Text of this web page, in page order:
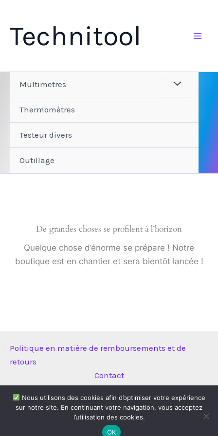
contenu
Technitool
Multimetres
Thermomètres
Testeur divers
Outillage
De grandes choses se profilent à l’horizon
Quelque chose d’énorme se prépare ! Notre
boutique est en chantier et sera bientôt lancée !
Politique en matière de remboursements et de
retours
Contact
Copyright © 2026 Technitool | Propulsé parThème WordPress
Astra
Nous utilisons des cookies afin d’optimiser votre expérience
sur notre site. En continuant votre navigation, vous acceptez
l’utilisation des cookies.
OK